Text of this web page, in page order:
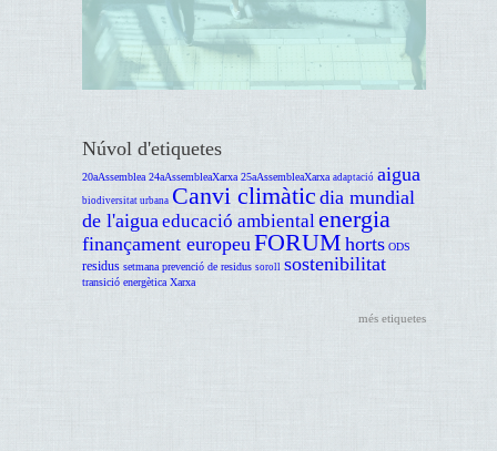
Núvol d'etiquetes
20aAssemblea 24aAssembleaXarxa 25aAssembleaXarxa adaptació aigua
biodiversitat urbana Canvi climàtic dia mundial
de l'aiguaeducació ambientalenergia
finançament europeuFORUM horts ODS
residus setmana prevenció de residus soroll sostenibilitat
transició energètica Xarxa
més etiquetes